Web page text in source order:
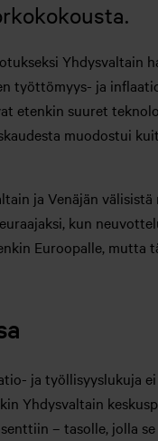
Yhdysvaltain
työttömyys- ja
etenkin suuret
muodostui
ja Venäjän
kun
Euroopalle, mutta
ja työllisyyslukuja
Yhdysvaltain
– tasolle, jolla